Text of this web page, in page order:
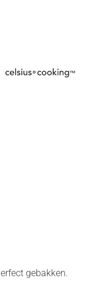
gebakken.